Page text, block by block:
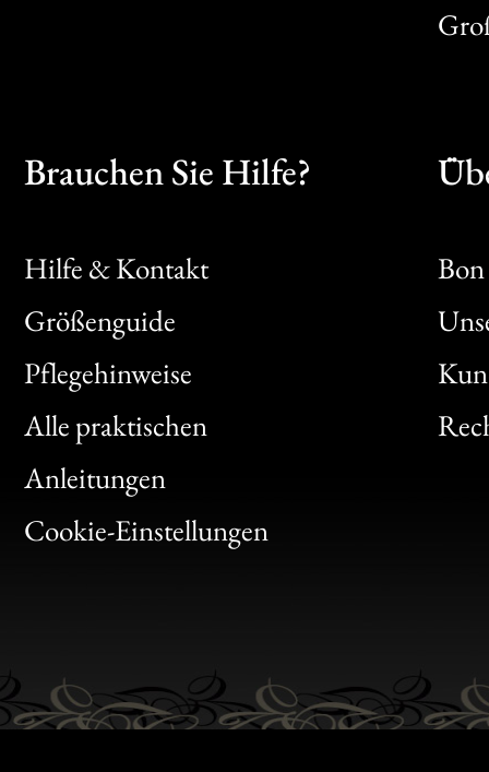
Brauchen Sie Hilfe?
Hilfe & Kontakt
Größenguide
Pflegehinweise
Alle praktischen
Anleitungen
Cookie-Einstellungen
Bon
Clic